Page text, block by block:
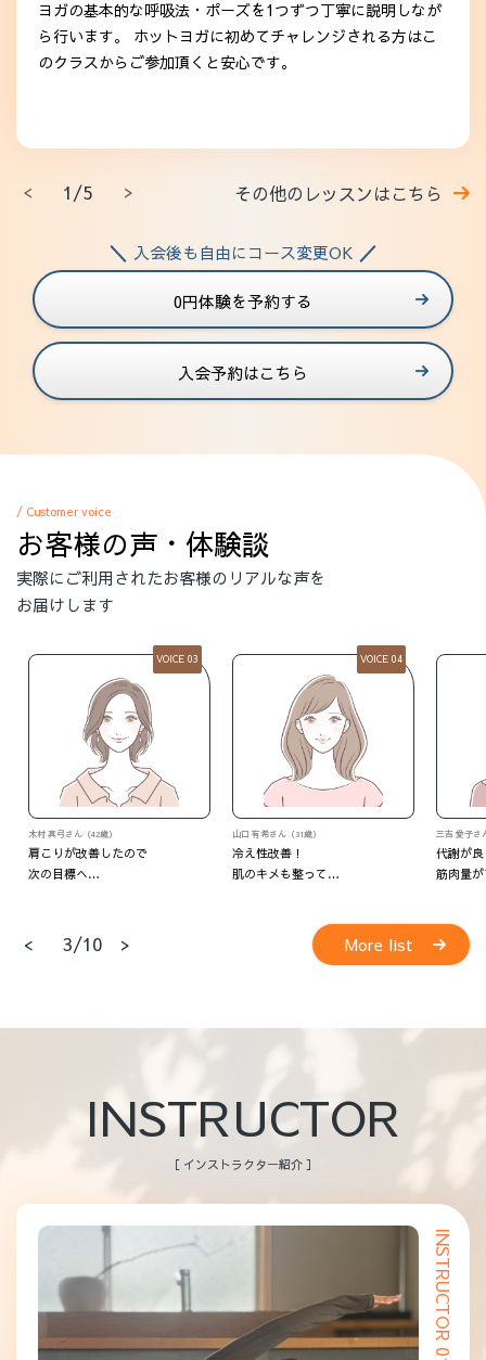
ヨガの基本的な呼吸法・ポーズを1つずつ丁寧に説明しなが
ら行います。 ホットヨガに初めてチャレンジされる方はこ
のクラスからご参加頂くと安心です。
1/5 その他のレッスンはこちら
入会後も自由にコース変更OK
0円体験を予約する
入会予約はこちら
/ Customer voice
お客様の声・体験談
実際にご利用されたお客様のリアルな声を
お届けします
VOICE 04
山口 有希さん（31歳）
冷え性改善！
肌のキメも整って…
VOICE 05
三吉 愛子さん（37歳）
代謝が良くなって
筋肉量がアップ！
M・Oさん
いつの
4/10
< > More list
INSTRUCTOR
［ インストラクター紹介 ］
INSTRUCTOR 01